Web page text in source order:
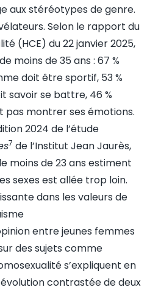
aux stéréotypes de genre.
Selon le rapport du
(HCE) du 22 janvier 2025,
moins de 35 ans : 67 %
doit être sportif, 53 %
savoir se battre, 46 %
pas montrer ses émotions.
2024 de l’étude
7 de l’Institut Jean Jaurès,
moins de 23 ans estiment
sexes est allée trop loin.
dans les valeurs de
entre jeunes femmes
des sujets comme
s’expliquent en
contrastée de deux